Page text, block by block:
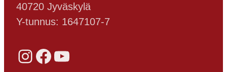
40720 Jyväskylä
Y-tunnus: 1647107-7
Instagram Facebook YouTube